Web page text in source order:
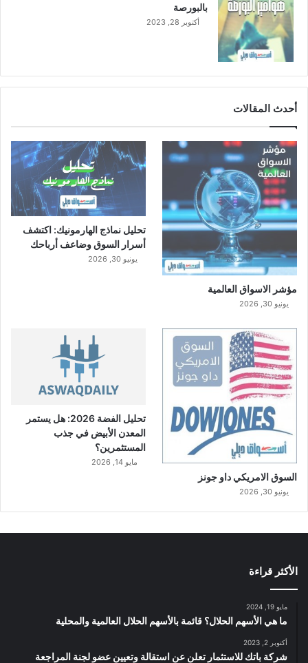
بالبورصة
أكتوبر 28, 2023
أحدث المقالات
مؤشر الاسواق العالمية
يونيو 30, 2026
تحليل نماذج الهارمونيك: اكتشف
أسرار السوق وضاعف أرباحك
يونيو 30, 2026
السوق الامريكي داو جونز
يونيو 30, 2026
تحليل الفضة 2026: هل يستمر
المعدن الأبيض في جذب
المستثمرين؟
مايو 14, 2026
الأكثر قراءة
مايو 19, 2024
ما هي الأسهم الحلال؟ قائمة بالأسهم الحلال العالمية والمحلية
أكتوبر 2, 2023
شركة باتك للاستثمار تعلن عن استقالة وتعيين عضو لجنة المراجعة